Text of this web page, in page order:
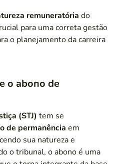
remuneratória do
para uma correta gestão
o planejamento da carreira
o abono de
(STJ) tem se
de permanência em
sua natureza e
o tribunal, o abono é uma